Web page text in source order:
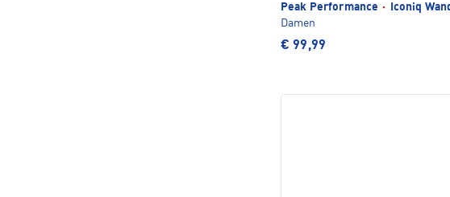
Peak Performance ·
Iconiq
Damen
€ 99,99